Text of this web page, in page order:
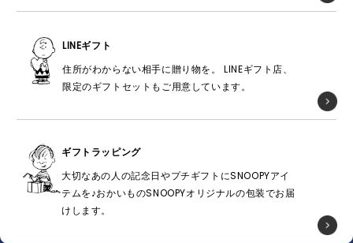
LINEギフト
住所がわからない相手に贈り物を。 LINEギフト店、
限定のギフトセットもご用意しています。
ギフトラッピング
大切なあの人の記念日やプチギフトにSNOOPYアイ
テムを♪おかいものSNOOPYオリジナルの包装でお届
けします。